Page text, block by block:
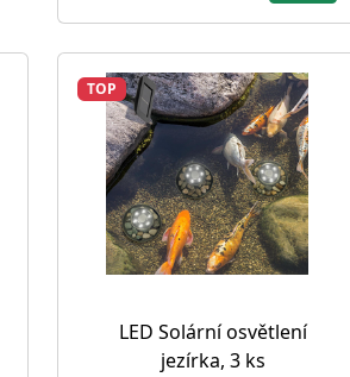
TOP
LED Solární osvětlení
jezírka, 3 ks